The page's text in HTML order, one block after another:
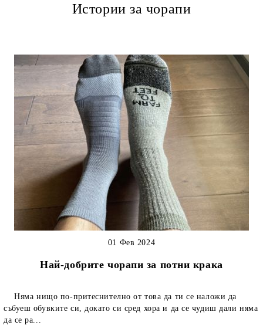
Истории за чорапи
Най-добрите чорапи за потни крака
01 Фев 2024
Няма нищо по-притеснително от това да ти се наложи да
събуеш обувките си, докато си сред хора и да се чудиш дали няма
да се ра...